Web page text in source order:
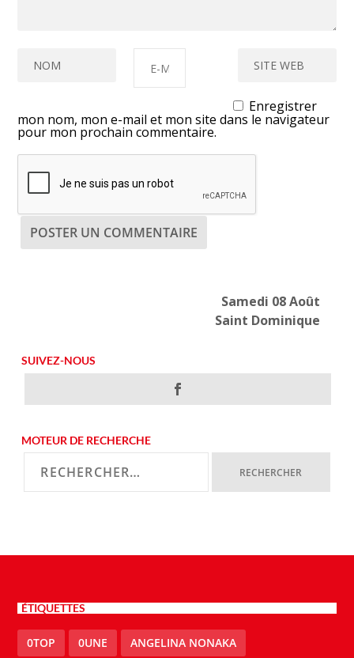
Enregistrer
mon nom, mon e-mail et mon site dans le navigateur
pour mon prochain commentaire.
Samedi 08 Août
Saint Dominique
SUIVEZ-NOUS
MOTEUR DE RECHERCHE
ÉTIQUETTES
0TOP 0UNE ANGELINA NONAKA